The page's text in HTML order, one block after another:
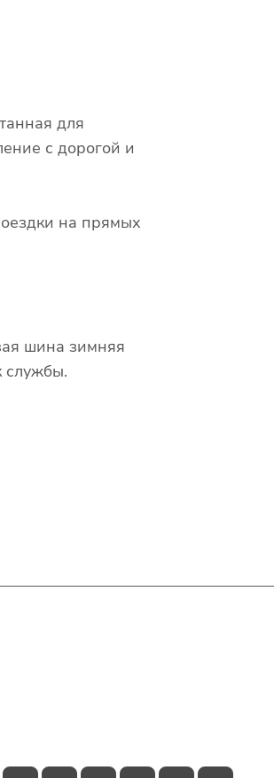
для
с дорогой и
на прямых
шина зимняя
службы.